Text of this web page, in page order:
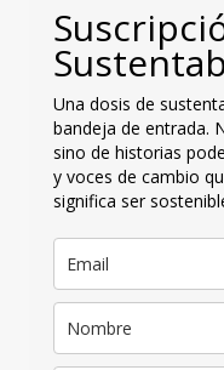
Una dosis de
bandeja de entrada.
sino de historias
y voces de cambio
significa ser